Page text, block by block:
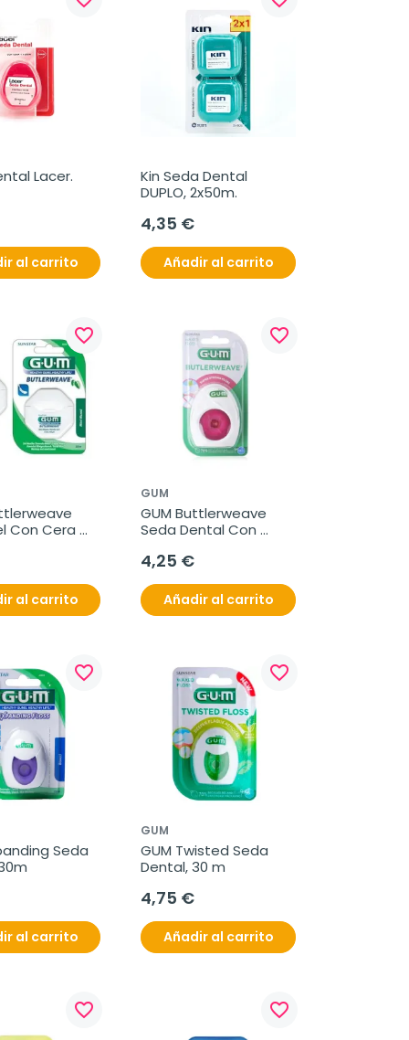
Lacer.
al carrito
Kin Seda Dental
DUPLO, 2x50m.
4,35 €
Añadir al carrito
favorite_border
Con Cera
al carrito
favorite_border
GUM
GUM Buttlerweave
Seda Dental Con
4,25 €
Añadir al carrito
favorite_border
Seda
al carrito
favorite_border
GUM
GUM Twisted Seda
Dental, 30 m
4,75 €
Añadir al carrito
favorite_border favorite_border